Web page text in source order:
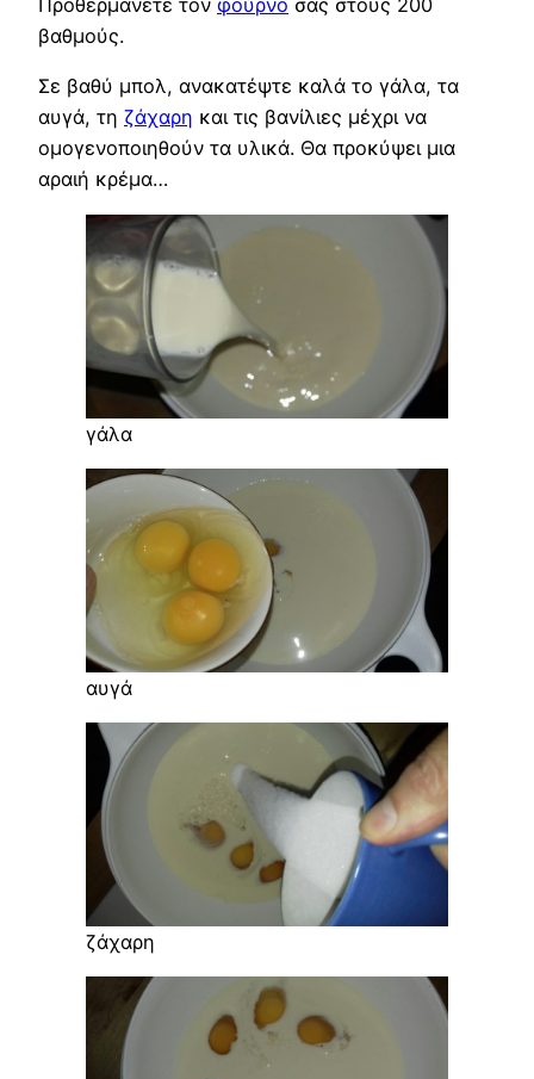
Προθερμάνετε τον φούρνο σας στους 200
βαθμούς.
Σε βαθύ μπολ, ανακατέψτε καλά το γάλα, τα
αυγά, τη ζάχαρη και τις βανίλιες μέχρι να
ομογενοποιηθούν τα υλικά. Θα προκύψει μια
αραιή κρέμα…
γάλα
αυγά
ζάχαρη